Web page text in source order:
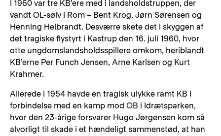
I 1960 var tre KB’ere med i landsholdstruppen, der
vandt OL-sølv i Rom – Bent Krog, Jørn Sørensen og
Henning Helbrandt. Desværre skete det i skyggen af
det tragiske flystyrt i Kastrup den 16. juli 1960, hvor
otte ungdomslandsholdsspillere omkom, heriblandt
KB’erne Per Funch Jensen, Arne Karlsen og Kurt
Krahmer.
Allerede i 1954 havde en tragisk ulykke ramt KB i
forbindelse med en kamp mod OB i Idrætsparken,
hvor den 23-årige forsvarer Hugo Jørgensen kom så
alvorligt til skade i et hændeligt sammenstød, at han